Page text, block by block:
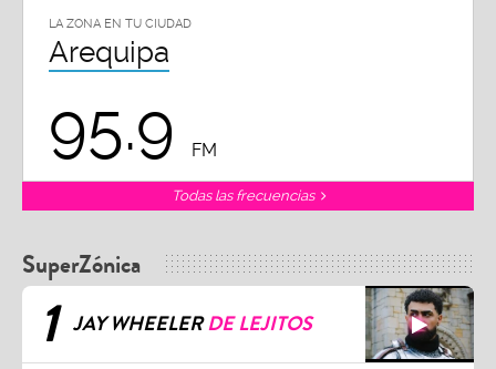
LA ZONA EN TU CIUDAD
Arequipa
95.9 FM
Todas las frecuencias
SuperZónica
1 JAY WHEELERDE LEJITOS